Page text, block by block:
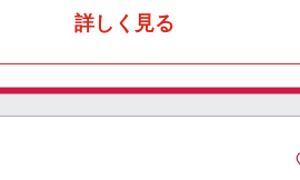
詳しく見る